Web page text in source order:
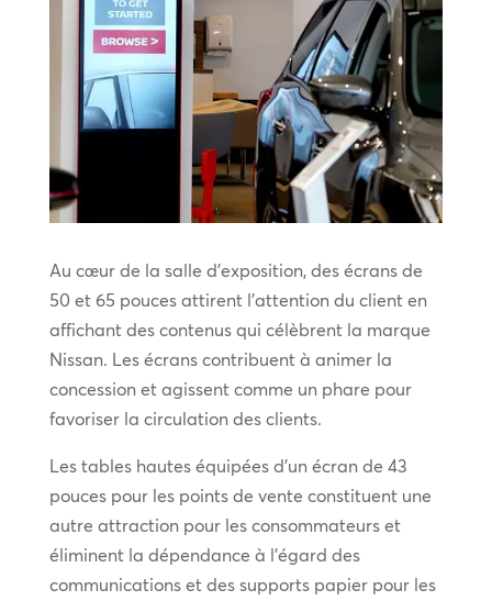
Au cœur de la salle d’exposition, des écrans de
50 et 65 pouces attirent l’attention du client en
affichant des contenus qui célèbrent la marque
Nissan. Les écrans contribuent à animer la
concession et agissent comme un phare pour
favoriser la circulation des clients.
Les tables hautes équipées d’un écran de 43
pouces pour les points de vente constituent une
autre attraction pour les consommateurs et
éliminent la dépendance à l’égard des
communications et des supports papier pour les